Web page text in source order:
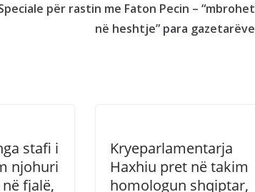
për rastin me Faton Pecin – “mbrohet
në heshtje” para gazetarëve
stafi i
njohuri
fjalë,
Kryeparlamentarja
Haxhiu pret në takim
homologun shqiptar,